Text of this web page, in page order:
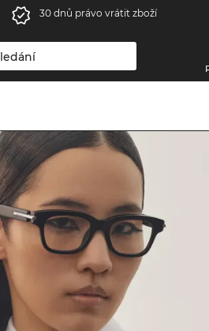
30 dnů právo vrátit zboží